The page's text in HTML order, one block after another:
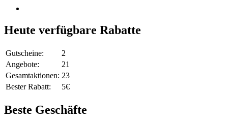
Heute verfügbare Rabatte
Gutscheine:
2
Angebote:
21
Gesamtaktionen: 23
Bester Rabatt:
5€
Beste Geschäfte